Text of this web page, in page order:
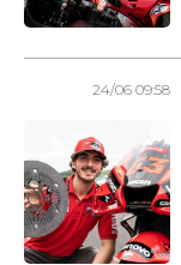
24/06 09:58